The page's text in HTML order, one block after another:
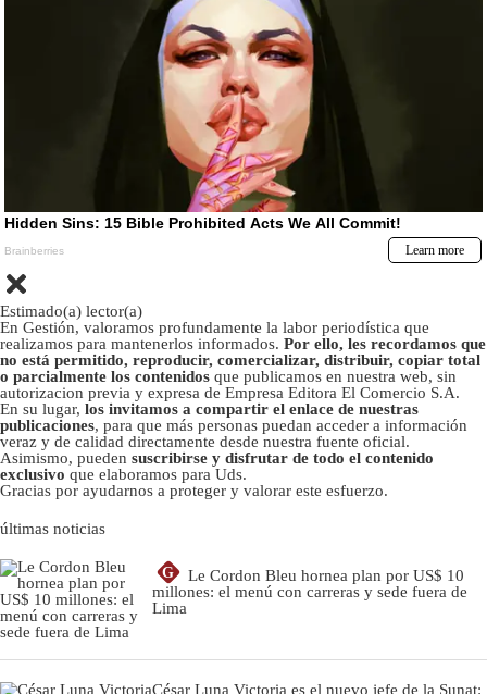
Estimado(a) lector(a)
En Gestión, valoramos profundamente la labor periodística que
realizamos para mantenerlos informados. Por ello, les recordamos que
no está permitido, reproducir, comercializar, distribuir, copiar total
o parcialmente los contenidos que publicamos en nuestra web, sin
autorizacion previa y expresa de Empresa Editora El Comercio S.A.
En su lugar, los invitamos a compartir el enlace de nuestras
publicaciones, para que más personas puedan acceder a información
veraz y de calidad directamente desde nuestra fuente oficial.
Asimismo, pueden suscribirse y disfrutar de todo el contenido
exclusivo que elaboramos para Uds.
Gracias por ayudarnos a proteger y valorar este esfuerzo.
últimas noticias
G
Le Cordon Bleu hornea plan por US$ 10
millones: el menú con carreras y sede fuera de
Lima
César Luna Victoria es el nuevo jefe de la Sunat: